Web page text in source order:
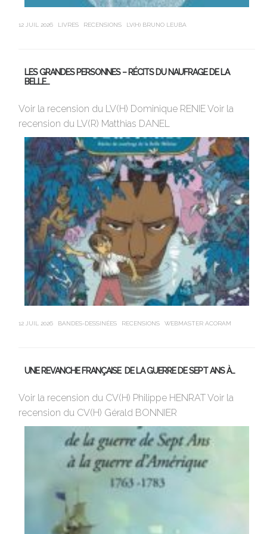
12 JUIL 2026 LIVRES RECENSIONS LV(H) BRUNO LEUBA
LES GRANDES PERSONNES – RÉCITS DU NAUFRAGE DE LA
BELLE…
Voir la recension du LV(H) Dominique RENIE Voir la
recension du LV(R) Matthias DANEL
12 JUIL 2026 BANDES-DESSINÉES RECENSIONS WEBMASTER ACORAM
UNE REVANCHE FRANÇAISE DE LA GUERRE DE SEPT ANS À…
Voir la recension du CV(H) Philippe HENRAT Voir la
recension du CV(H) Gérald BONNIER